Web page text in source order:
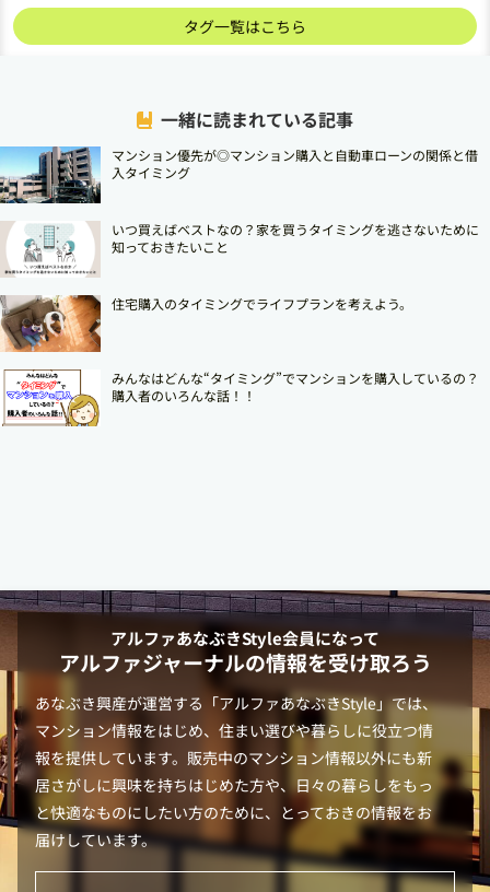
タグ一覧はこちら
一緒に読まれている記事
マンション優先が◎マンション購入と自動車ローンの関係と借
入タイミング
いつ買えばベストなの？家を買うタイミングを逃さないために
知っておきたいこと
住宅購入のタイミングでライフプランを考えよう。
みんなはどんな“タイミング”でマンションを購入しているの？
購入者のいろんな話！！
アルファあなぶきStyle会員になって
アルファジャーナルの情報を受け取ろう
あなぶき興産が運営する「アルファあなぶきStyle」では、
マンション情報をはじめ、住まい選びや暮らしに役立つ情
報を提供しています。販売中のマンション情報以外にも新
居さがしに興味を持ちはじめた方や、日々の暮らしをもっ
と快適なものにしたい方のために、とっておきの情報をお
届けしています。